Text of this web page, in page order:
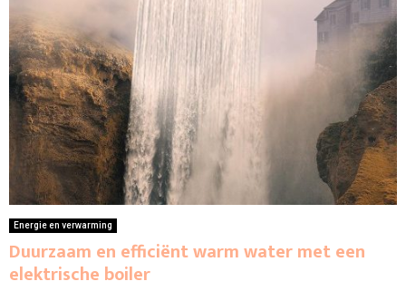
Energie en verwarming
Duurzaam en efficiënt warm water met een
elektrische boiler